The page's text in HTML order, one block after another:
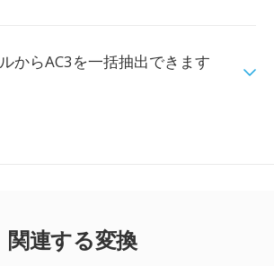
からAC3を一括抽出できます
関連する変換